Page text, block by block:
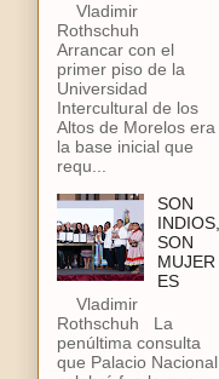
Vladimir
Rothschuh
Arrancar con el
primer piso de la
Universidad
Intercultural de los
Altos de Morelos era
la base inicial que
requ...
SON
INDIOS,
SON
MUJER
ES
Vladimir
Rothschuh La
penúltima consulta
que Palacio Nacional